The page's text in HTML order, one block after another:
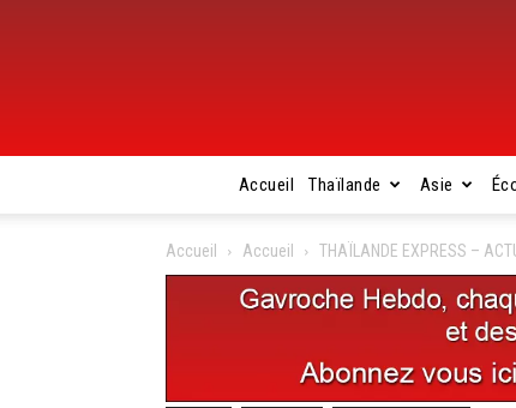
Accueil Thaïlande Asie
Accueil Accueil THAÏLANDE EXPRESS –